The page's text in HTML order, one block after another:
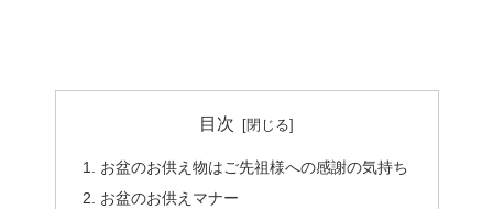
目次
お盆のお供え物はご先祖様への感謝の気持ち
お盆のお供えマナー